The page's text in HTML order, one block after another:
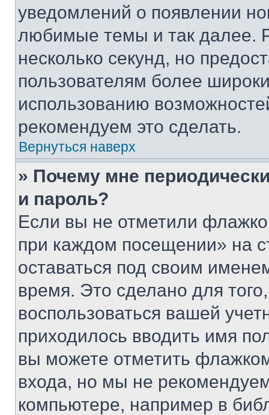
уведомлений о появлении
любимые темы и так далее.
несколько секунд, но
пользователям более
использованию
рекомендуем это сделать.
Вернуться наверх
» Почему мне
и пароль?
Если вы не отметили
при каждом посещении» на
оставаться под своим
время. Это сделано для
воспользоваться вашей
приходилось вводить имя
вы можете отметить
входа, но мы не
компьютере, например в